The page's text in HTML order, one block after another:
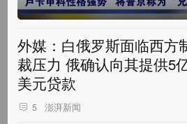
外媒：白俄罗斯面临西方
裁压力 俄确认向其提供5
美元贷款
5 澎湃新闻